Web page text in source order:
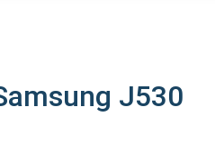
J530